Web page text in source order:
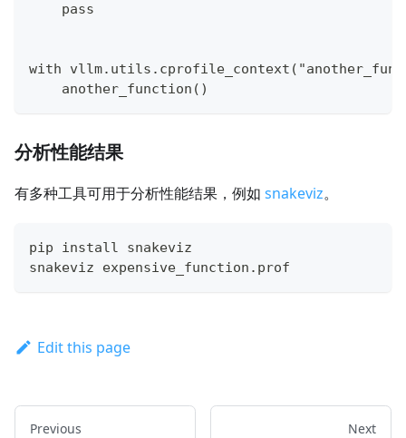
    pass
with
    another_function()
分析性能结果
有多种工具可用于分析性能结果，例如 snakeviz。
pip install snakeviz
snakeviz expensive_function.prof
Edit this page
Previous Next